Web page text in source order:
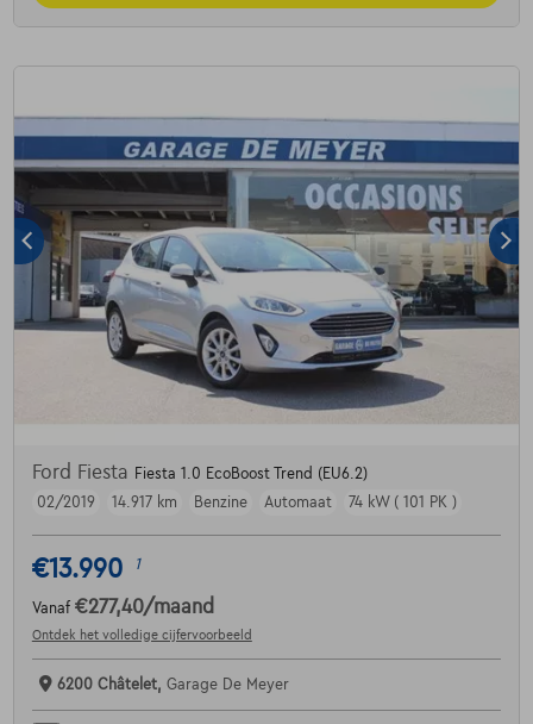
Ford Fiesta Fiesta 1.0 EcoBoost Trend (EU6.2)
02/2019
14.917 km Benzine Automaat 74 kW ( 101 PK )
€13.990 1
Vanaf €277,40/maand
Ontdek het volledige cijfervoorbeeld
6200 Châtelet, Garage De Meyer